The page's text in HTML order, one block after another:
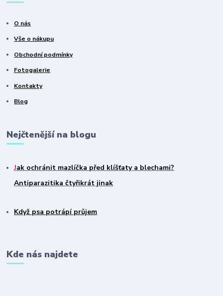
O nás
Vše o nákupu
Obchodní podmínky
Fotogalerie
Kontakty
Blog
Nejčtenější na blogu
Jak ochránit mazlíčka před klíšťaty a blechami?
Antiparazitika čtyřikrát jinak
Když psa potrápí průjem
Kde nás najdete